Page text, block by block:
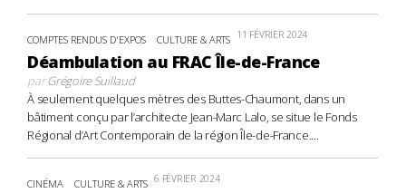
COMPTES RENDUS D'EXPOS CULTURE & ARTS 11 FÉVRIER 2024
Déambulation au FRAC Île-de-France
parGrégoire Suillaud
À seulement quelques mètres des Buttes-Chaumont, dans un
bâtiment conçu par l’architecte Jean-Marc Lalo, se situe le Fonds
Régional d’Art Contemporain de la région Île-de-France....
CINÉMA CULTURE & ARTS 6 FÉVRIER 2024